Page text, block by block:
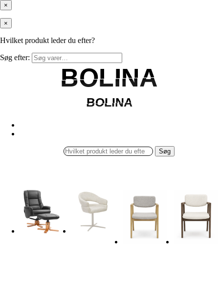
×
×
Hvilket produkt leder du efter?
Søg efter:
BOLINA
BOLINA
BOLINA
BOLINA
Søg